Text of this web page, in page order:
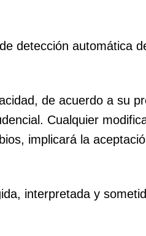
detección automática
de acuerdo a su
Cualquier
implicará la
interpretada y